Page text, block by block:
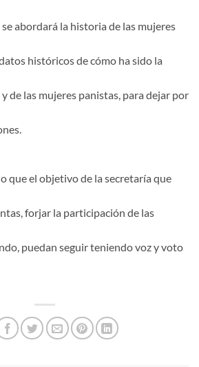
abordará la historia de las mujeres
históricos de cómo ha sido la
de las mujeres panistas, para dejar por
que el objetivo de la secretaría que
forjar la participación de las
puedan seguir teniendo voz y voto